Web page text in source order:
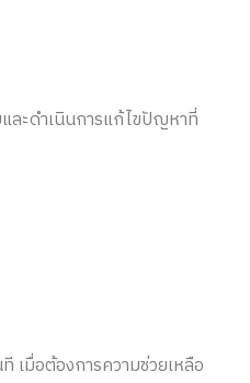
ละดำเนินการแก้ไขปัญหาที่
เมื่อต้องการความช่วยเหลือ